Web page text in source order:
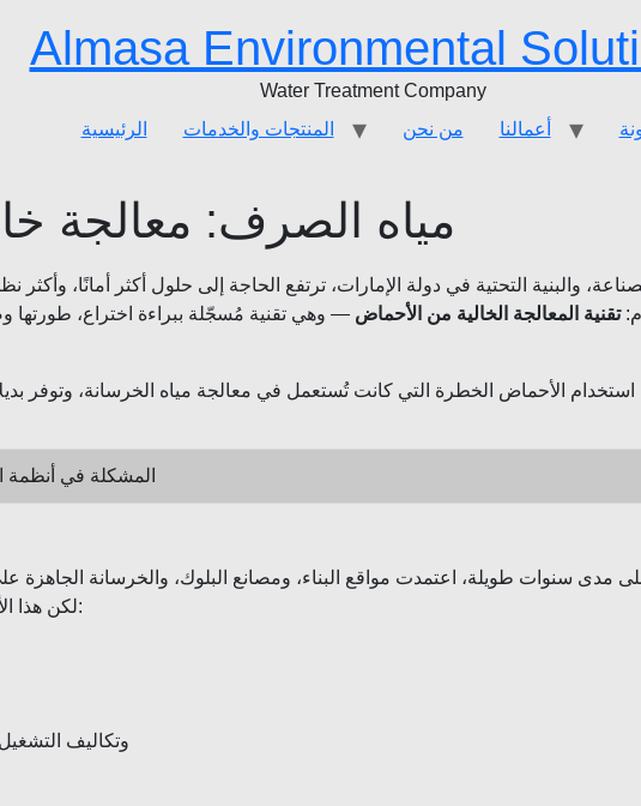
Almasa Environmental
Water Treatment Company
الرئيسية
المنتجات والخدمات من نحن أعمالنا
مياه الصرف: معالجة
تقنية المعالجة الخالية من الأحماض — وهي تقنية مُسجّلة ببراءة اختراع، طورتها
المشكلة في أنظمة
لكن هذا الأسلوب كان يُسبب مخاطر عديدة، أهمّها:
ارتفاع نسبة الأملاح الذائبة (TDS) وتكاليف التشغيل